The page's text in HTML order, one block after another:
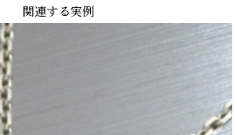
関連する実例